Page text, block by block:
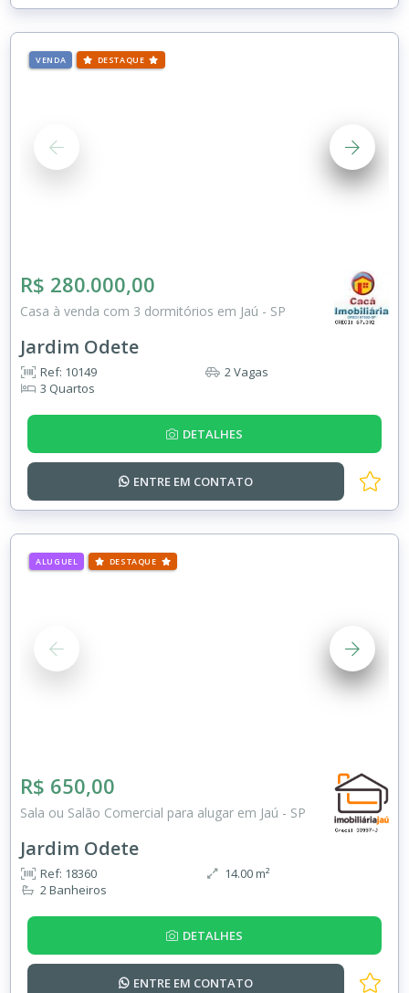
VENDA DESTAQUE
R$ 280.000,00
Casa à venda com 3 dormitórios em Jaú - SP
Jardim Odete
Ref: 10149
3 Quartos
2 Vagas
DETALHES
ENTRE EM CONTATO
ALUGUEL DESTAQUE
R$ 650,00
Sala ou Salão Comercial para alugar em Jaú - SP
Jardim Odete
Ref: 18360
2 Banheiros
14.00 m²
DETALHES
ENTRE EM CONTATO